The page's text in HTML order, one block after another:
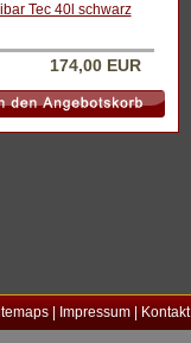
Tec 40l schwarz
174,00 EUR
|Impressum|Kontakt